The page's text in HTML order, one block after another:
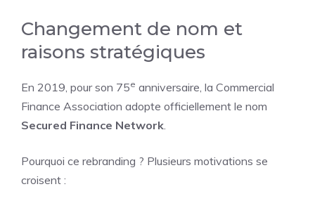
Changement de nom et
raisons stratégiques
En 2019, pour son 75e anniversaire, la Commercial
Finance Association adopte officiellement le nom
Secured Finance Network.
Pourquoi ce rebranding ? Plusieurs motivations se
croisent :